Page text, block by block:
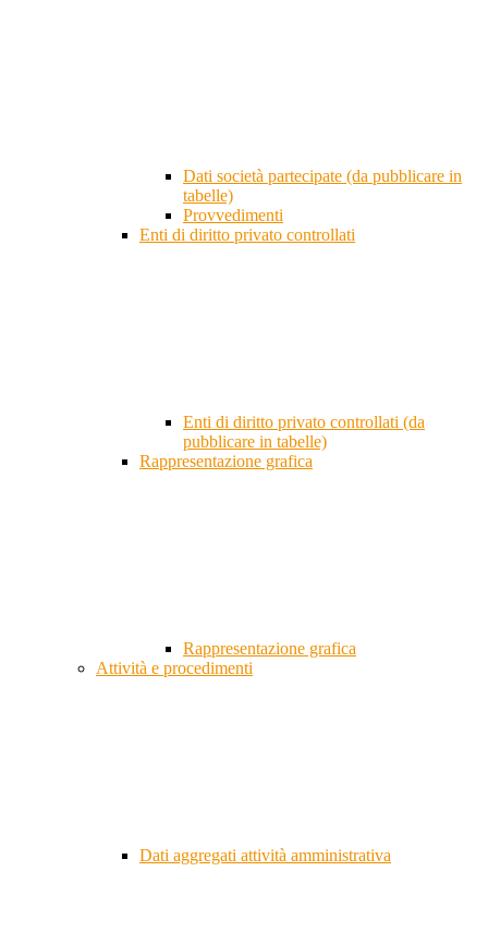
Dati società partecipate (da pubblicare in
tabelle)
Provvedimenti
Enti di diritto privato controllati
Enti di diritto privato controllati (da
pubblicare in tabelle)
Rappresentazione grafica
Rappresentazione grafica
Attività e procedimenti
Dati aggregati attività amministrativa